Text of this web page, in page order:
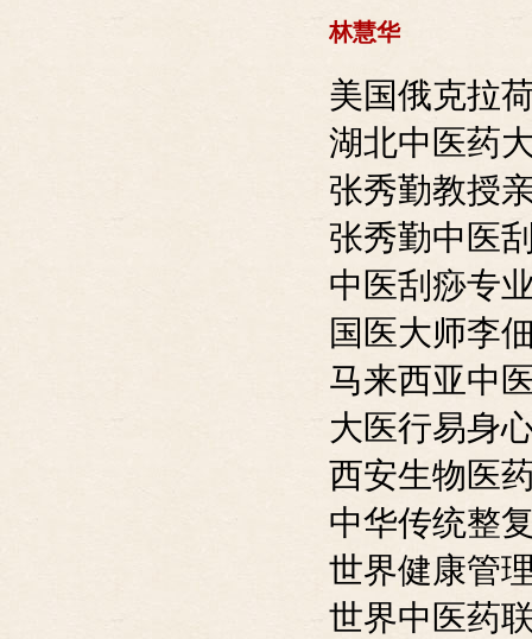
林慧华
美国俄克拉
湖北中医药
张秀勤教授
张秀勤中医
中医刮痧专
国医大师李
马来西亚中
大医行易身
西安生物医
中华传统整
世界健康管
世界中医药